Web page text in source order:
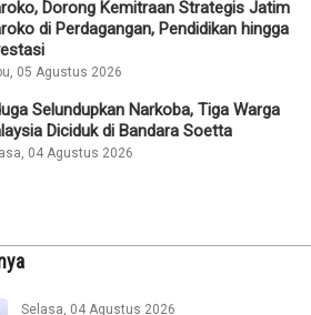
Khofifah Terima Kunjungan Dubes
Dorong Kemitraan Strategis Jatim
di Perdagangan, Pendidikan hingga
05 Agustus 2026
Selundupkan Narkoba, Tiga Warga